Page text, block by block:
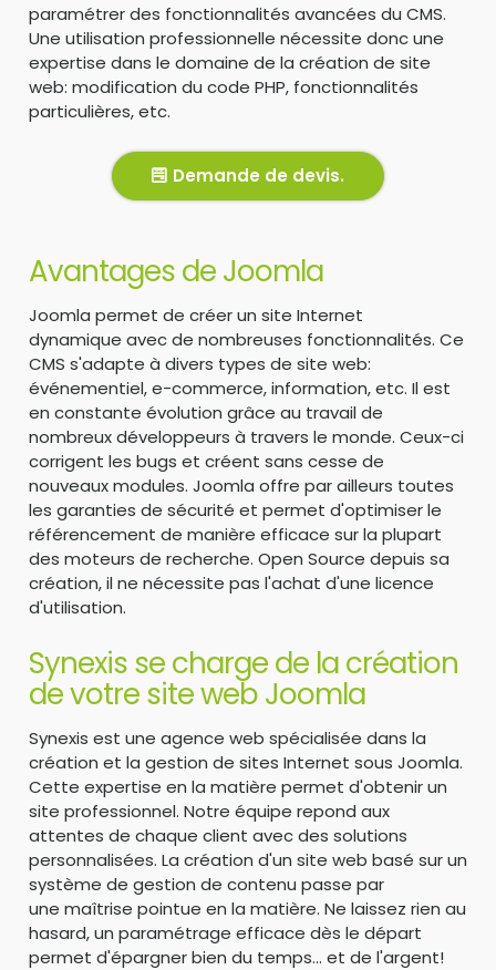
paramétrer des fonctionnalités avancées du CMS.
Une utilisation professionnelle nécessite donc une
expertise dans le domaine de la création de site
web: modification du code PHP, fonctionnalités
particulières, etc.
Demande de devis.
Avantages de Joomla
Joomla permet de créer un site Internet
dynamique avec de nombreuses fonctionnalités. Ce
CMS s'adapte à divers types de site web:
événementiel, e-commerce, information, etc. Il est
en constante évolution grâce au travail de
nombreux développeurs à travers le monde. Ceux-ci
corrigent les bugs et créent sans cesse de
nouveaux modules. Joomla offre par ailleurs toutes
les garanties de sécurité et permet d'optimiser le
référencement de manière efficace sur la plupart
des moteurs de recherche. Open Source depuis sa
création, il ne nécessite pas l'achat d'une licence
d'utilisation.
Synexis se charge de la création
de votre site web Joomla
Synexis est une agence web spécialisée dans la
création et la gestion de sites Internet sous Joomla.
Cette expertise en la matière permet d'obtenir un
site professionnel. Notre équipe repond aux
attentes de chaque client avec des solutions
personnalisées. La création d'un site web basé sur un
système de gestion de contenu passe par
une maîtrise pointue en la matière. Ne laissez rien au
hasard, un paramétrage efficace dès le départ
permet d'épargner bien du temps... et de l'argent!